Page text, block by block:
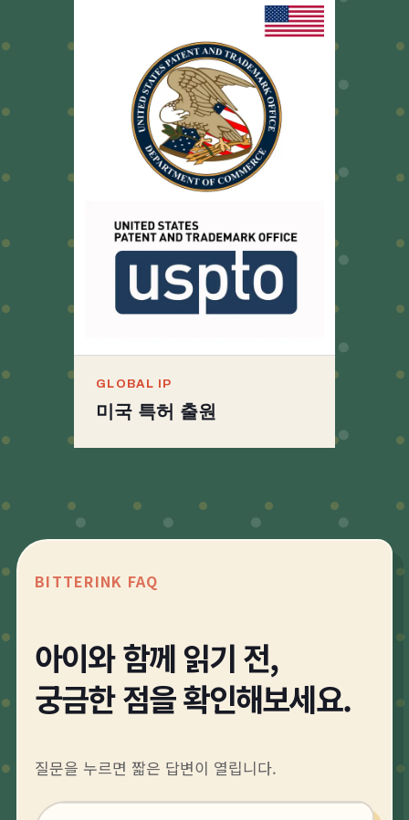
GLOBAL IP
미국 특허 출원
BITTERINK FAQ
아이와 함께 읽기 전,
궁금한 점을 확인해보세요.
질문을 누르면 짧은 답변이 열립니다.